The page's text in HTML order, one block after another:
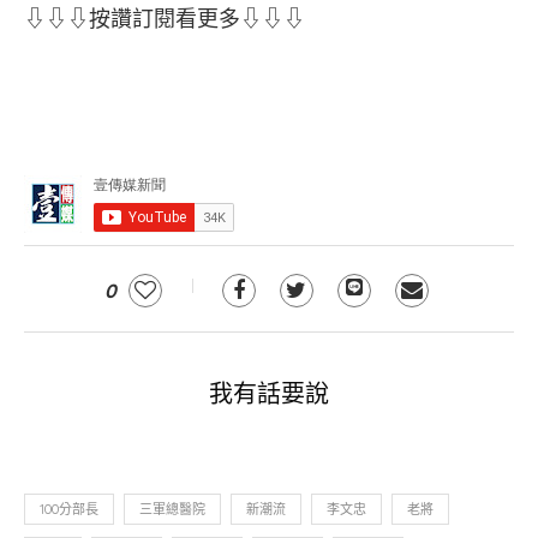
⇩⇩⇩按讚訂閱看更多⇩⇩⇩
0
我有話要說
100分部長 三軍總醫院 新潮流 李文忠 老將